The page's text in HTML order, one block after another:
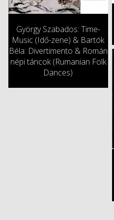
György Szabados: Time-
Music (Idő-zene) & Bartók
Béla: Divertimento & Román
népi táncok (Rumanian Folk
Dances)